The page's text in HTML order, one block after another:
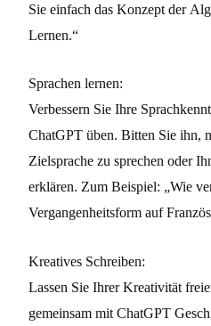
Sie einfach das Konzept der
Lernen.“
Sprachen lernen:
Verbessern Sie Ihre
ChatGPT üben. Bitten Sie ihn,
Zielsprache zu sprechen oder
erklären. Zum Beispiel: „Wie
Vergangenheitsform auf
Kreatives Schreiben:
Lassen Sie Ihrer Kreativität
gemeinsam mit ChatGPT